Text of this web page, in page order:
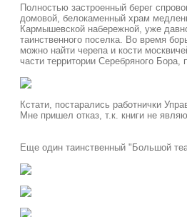
Полностью застроенный берег
домовой, белокаменный храм
Кармышевской набережной, уже
таинственного поселка. Во время
можно найти черепа и кости
части территории Серебряного
Кстати, постарались работнички
Мне пришел отказ, т.к. книги не
Еще один таинственный "Большой